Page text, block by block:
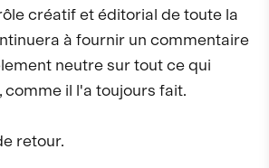
créatif et éditorial de toute la
à fournir un commentaire
neutre sur tout ce qui
comme il l'a toujours fait.
retour.